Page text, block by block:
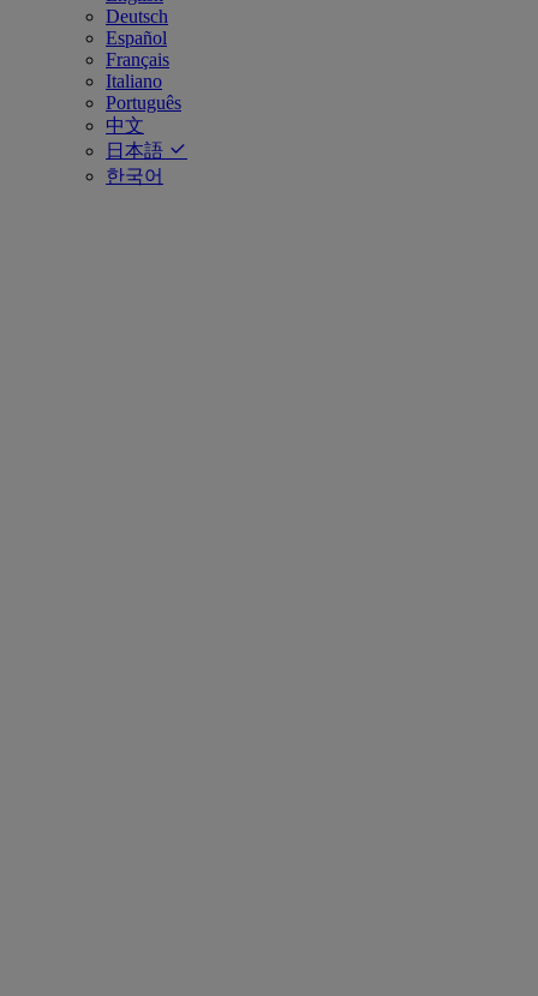
Deutsch
Español
Français
Italiano
Português
中文
日本語
한국어